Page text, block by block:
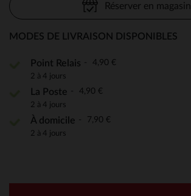
Réserver en magasin
MODES DE LIVRAISON DISPONIBLES
Point Relais 4,90 €
2 à 4 jours
La Poste 4,90 €
2 à 4 jours
À domicile 7,90 €
2 à 4 jours